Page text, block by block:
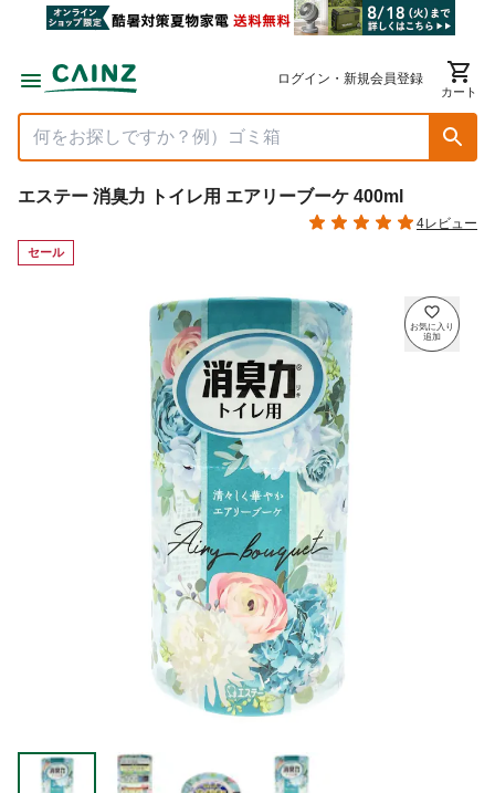
ログイン・新規会員登録
カート
エステー 消臭力 トイレ用 エアリーブーケ 400ml
4レビュー
セール